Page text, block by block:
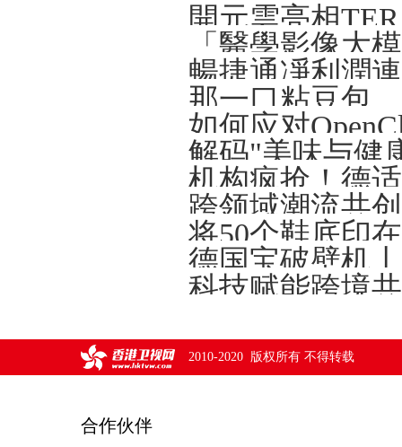
開元雲亮相
解码"美味与健
将50个鞋底印
德国宝破壁机
2010-2020 版权所有 不得转载
合作伙伴